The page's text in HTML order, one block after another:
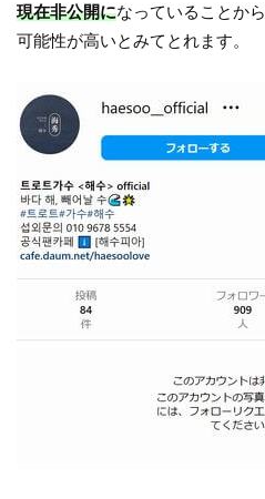
現在非公開になっていることから
可能性が高いとみてとれます。